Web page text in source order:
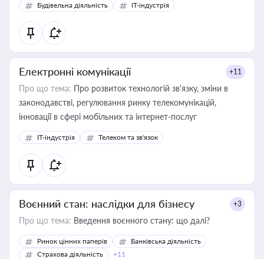
Будівельна діяльність IT-індустрія
Електронні комунікації +11
Про що тема: Про розвиток технологій зв'язку, зміни в
законодавстві, регулювання ринку телекомунікацій,
інновації в сфері мобільних та інтернет-послуг
IT-індустрія Телеком та зв'язок
Воєнний стан: наслідки для бізнесу +3
Про що тема: Введення воєнного стану: що далі?
Ринок цінних паперів
Банківська діяльність
Страхова діяльність
+11